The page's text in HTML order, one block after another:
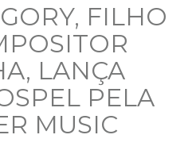
FILHO
LANÇA
PELA
MUSIC